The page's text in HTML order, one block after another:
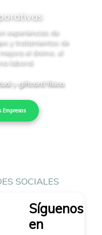
experiencias de
y tratamientos de
el ánimo, el
laboral.
ygiftcard física.
SOCIALES
Síguenos
en